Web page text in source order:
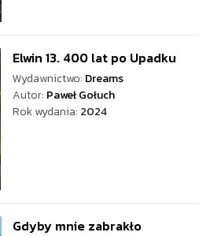
Elwin 13. 400 lat po Upadku
Wydawnictwo: Dreams
Autor: Paweł Gołuch
Rok wydania: 2024
Gdyby mnie zabrakło